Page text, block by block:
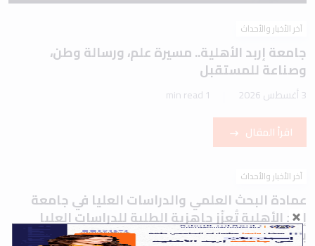
آخر الأخبار والأحداث
جامعة إربد الأهلية.. مسيرة علم، ورسالة وطن،
وصناعة للمستقبل
3 أغسطس 2026 1 min read
اقرأ المقال
آخر الأخبار والأحداث
عمادة البحث العلمي والدراسات العليا في جامعة
إربد الأهلية تُعزّز جاهزية الطلبة للدراسات العليا
بورشة تعريفية حول اختباري IELTS وTOEFL